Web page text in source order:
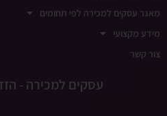
מאגר עסקים למכירה לפי תחומים
מידע מקצועי
צור קשר
עסקים למכירה -